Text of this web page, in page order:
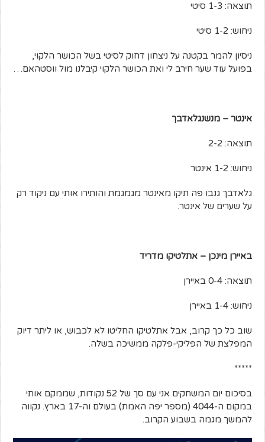
תוצאה: 1-3 סיטי
ניחוש: 1-2 סיטי
ניסיון להמר בקטנה על ניצחון דחוק לסיטי בשל הכושר הלקוי,
בפועל עוד שער חירב לי ואת הכושר הלקוי קיבלנו מול ווסטהאם…
אינטר – מנשנגלאדבך
תוצאה: 2-2
ניחוש: 1-2 אינטר
גלאדבך גנבו פה תיקו מאינטר מגמגמת והותירו אותי עם ניקוד רק
על שערים של אינטר.
באיירן מינכן – אתלטיקו מדריד
תוצאה: 0-4 באיירן
ניחוש: 1-4 באיירן
שוב כל כך קרוב, אבל אתלטיקו החליטו לא לכבוש, או ליתר דיוק
המפלצת של הפליקי-פלקה ממשיכה בשלה.
*****
בסיכום יום המשחקים אני עם סך של 52 נקודות, שממקם אותי
במקום ה-4044 (מספר יפה האמת) בעולם וה-17 בארץ. נקווה
להמשך מגמה בשבוע הקרוב.